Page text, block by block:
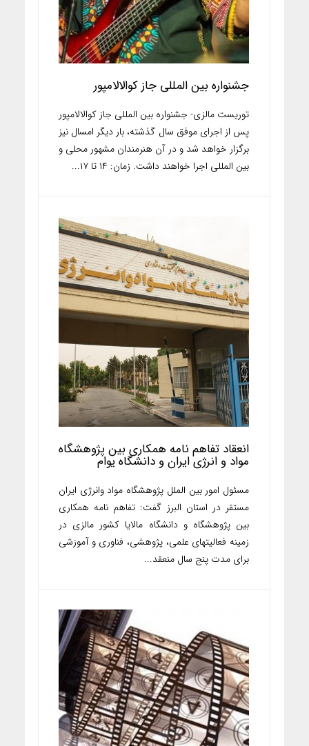
جشنواره بین المللی جاز کوالالامپور
توریست مالزی- جشنواره بین المللی جاز کوالالامپور
پس از اجرای موفق سال گذشته، بار دیگر امسال نیز
برگزار خواهد شد و در آن هنرمندان مشهور محلی و
بین المللی اجرا خواهند داشت. زمان: ۱۴ تا ۱۷...
انعقاد تفاهم نامه همکاری بین پژوهشگاه
مواد و انرژی ایران و دانشگاه یوام
مسئول امور بین الملل پژوهشگاه مواد وانرژی ایران
مستقر در استان البرز گفت: تفاهم نامه همکاری
بین پژوهشگاه و دانشگاه مالایا کشور مالزی در
زمینه فعالیتهای علمی، پژوهشی، فناوری و آموزشی
برای مدت پنج سال منعقد...